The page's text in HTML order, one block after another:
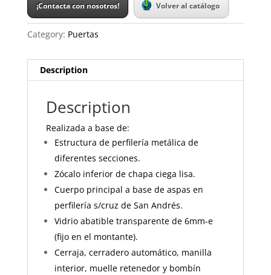
¡Contacta con nosotros! Volver al catálogo
Category: Puertas
Description
Description
Realizada a base de:
Estructura de perfilería metálica de
diferentes secciones.
Zócalo inferior de chapa ciega lisa.
Cuerpo principal a base de aspas en
perfilería s/cruz de San Andrés.
Vidrio abatible transparente de 6mm-e
(fijo en el montante).
Cerraja, cerradero automático, manilla
interior, muelle retenedor y bombín